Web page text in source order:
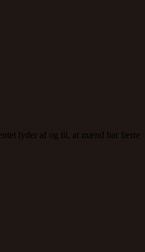
lyder af og til, at mænd har færre